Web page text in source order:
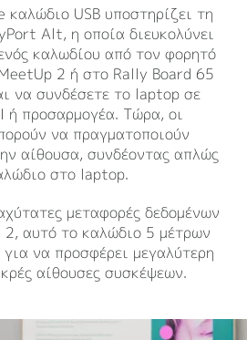
USB υποστηρίζει τη
Alt, η οποία διευκολύνει
καλωδίου από τον φορητό
2 ή στο Rally Board 65
να συνδέσετε το laptop σε
ή προσαρμογέα. Τώρα, οι
να πραγματοποιούν
αίθουσα, συνδέοντας απλώς
στο laptop.
μεταφορές δεδομένων
2, αυτό το καλώδιο 5 μέτρων
να προσφέρει μεγαλύτερη
αίθουσες συσκέψεων.